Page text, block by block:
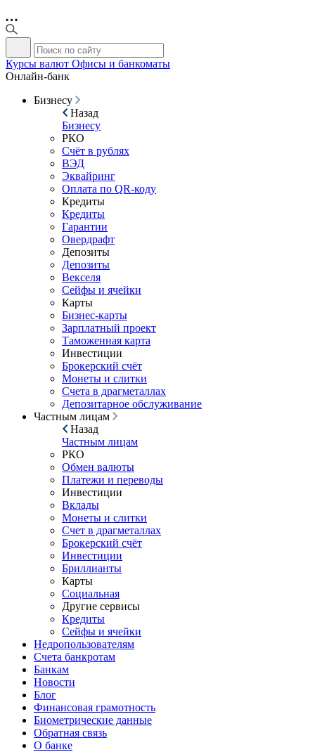
Курсы валют Офисы и банкоматы
Онлайн-банк
Бизнесу
Назад
Бизнесу
РКО
Счёт в рублях
ВЭД
Эквайринг
Оплата по QR-коду
Кредиты
Кредиты
Гарантии
Овердрафт
Депозиты
Депозиты
Векселя
Сейфы и ячейки
Карты
Бизнес-карты
Зарплатный проект
Таможенная карта
Инвестиции
Брокерский счёт
Монеты и слитки
Счета в драгметаллах
Депозитарное обслуживание
Частным лицам
Назад
Частным лицам
РКО
Обмен валюты
Платежи и переводы
Инвестиции
Вклады
Монеты и слитки
Счет в драгметаллах
Брокерский счёт
Инвестиции
Бриллианты
Карты
Социальная
Другие сервисы
Кредиты
Сейфы и ячейки
Недропользователям
Счета банкротам
Банкам
Новости
Блог
Финансовая грамотность
Биометрические данные
Обратная связь
О банке